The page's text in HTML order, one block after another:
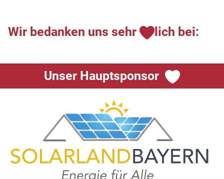
Wir bedanken uns sehr lich bei:
Unser Hauptsponsor